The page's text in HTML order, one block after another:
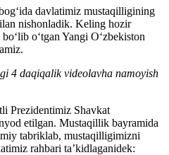
davlatimiz mustaqilligining
nishonladik. Keling hozir
oʻtgan Yangi Oʻzbekiston
4 daqiqalik videolavha namoyish
Prezidentimiz Shavkat
etilgan. Mustaqillik bayramida
tabriklab, mustaqilligimizni
rahbari taʼkidlaganidek: